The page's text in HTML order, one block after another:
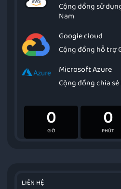
Cộng dồng sử
Nam
Google cloud
Cộng đồng hỗ trợ
Microsoft Azure
Cộng đồng chia
0
GIỜ 0
PHÚT
LIÊN HỆ